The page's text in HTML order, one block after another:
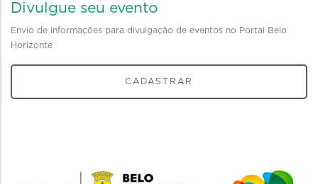
Divulgue seu evento
Envio de informações para divulgação de eventos no Portal Belo
Horizonte
CADASTRAR